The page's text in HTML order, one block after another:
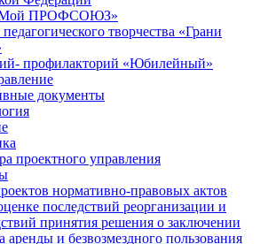
ПРОФСОЮЗ»
творчества «Грани
профилакторий «Юбилейный»
документы
проектного управления
нормативно-правовых актов
последствий реорганизации и
принятия решения о заключении
и безвозмездного пользования